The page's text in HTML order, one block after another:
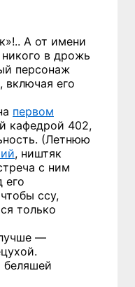
А от имени
в дрожь
персонаж
включая его
первом
кафедрой 402,
(Летнюю
, ништяк
с ним
его
ссу,
только
—
беляшей